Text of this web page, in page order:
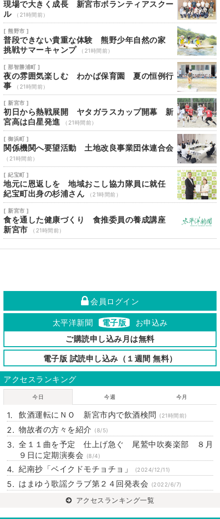
現場で大きく成長 新宮市ボランティアスクー
ル
（21時間前）
[ 熊野市 ]
普段できない貴重な体験 熊野少年自然の家
挑戦サマーキャンプ
（21時間前）
[ 那智勝浦町 ]
夜の雰囲気楽しむ わかば保育園 夏の恒例行
事
（21時間前）
[ 新宮市 ]
初日から熱戦展開 ヤタガラスカップ開幕 新
宮高は白星発進
（21時間前）
[ 御浜町 ]
関係機関へ要望活動 土地改良事業団体連合会
（21時間前）
[ 紀宝町 ]
地元に恩返しを 地域おこし協力隊員に就任
紀宝町出身の杉浦さん
（21時間前）
[ 新宮市 ]
食を通した健康づくり 食推委員の養成講座
新宮市
（21時間前）
会員ログイン
太平洋新聞 電子版
お申込み
ご購読申し込み月は無料
電子版 試読申し込み（１週間 無料）
アクセスランキング
今日 今週 今月
飲酒運転にＮＯ 新宮市内で飲酒検問 (21時間前)
物故者の方々を紹介 (8/5)
全１１曲を予定 仕上げ急ぐ 尾鷲中吹奏楽部 ８月
９日に定期演奏会 (8/4)
紀南抄「ベイクドモチョチョ」 (2024/12/11)
はまゆう歌謡クラブ第２４回発表会 (2022/6/7)
アクセスランキング一覧